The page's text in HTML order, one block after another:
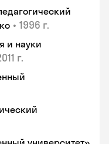
• 1996 г.
и науки
г.